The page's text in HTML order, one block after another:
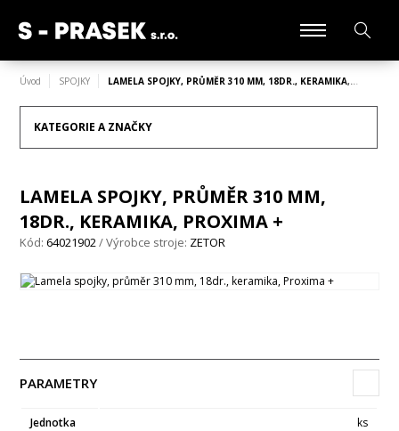
Úvod SPOJKY LAMELA SPOJKY, PRŮMĚR 310 MM, 18DR., KERAMIKA,…
KATEGORIE A ZNAČKY
LAMELA SPOJKY, PRŮMĚR 310 MM,
18DR., KERAMIKA, PROXIMA +
Kód:64021902/ Výrobce stroje: ZETOR
PARAMETRY
Jednotka ks